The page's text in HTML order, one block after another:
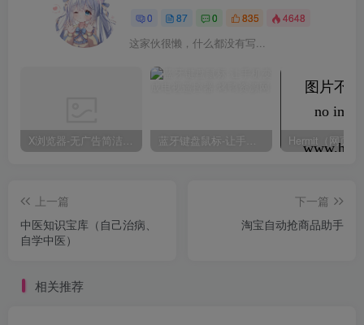
0 87 0 835 4648
这家伙很懒，什么都没有写...
X浏览器-无广告简洁浏览器 蓝牙键盘鼠标-让手机变成电视遥控器
上一篇
中医知识宝库（自己治病、
自学中医）
下一篇
淘宝自动抢商品助手
相关推荐